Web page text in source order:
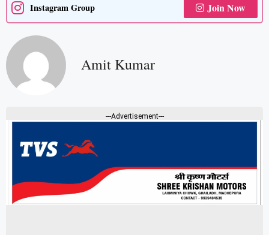
Instagram Group Join Now
Amit Kumar
---Advertisement---